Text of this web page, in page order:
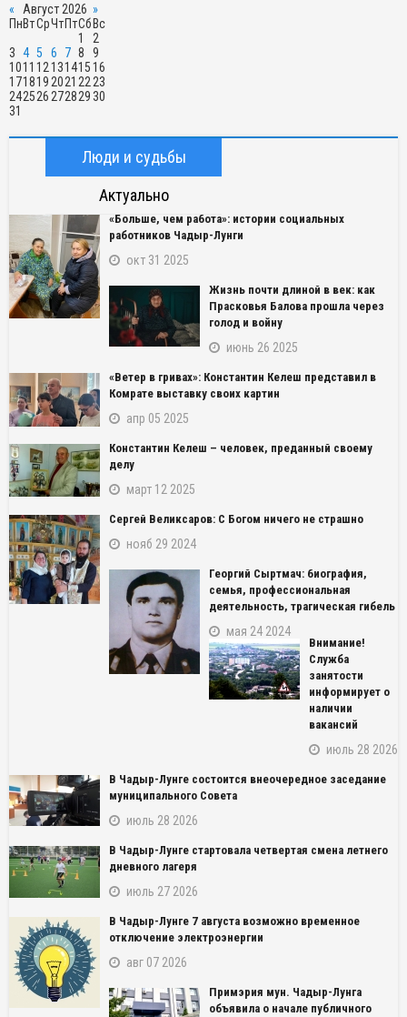
« Август 2026 »
ПнВтСрЧтПтСбВс
1
2
3 4 5 6 7 8
9
1011 1213141516
171819 2021 22 23
242526 27282930
31
Люди и судьбы
Актуально
«Больше, чем работа»: истории социальных
работников Чадыр-Лунги
окт 31 2025
Жизнь почти длиной в век: как
Прасковья Балова прошла через
голод и войну
июнь 26 2025
«Ветер в гривах»: Константин Келеш представил в
Комрате выставку своих картин
апр 05 2025
Константин Келеш – человек, преданный своему
делу
март 12 2025
Сергей Великсаров: С Богом ничего не страшно
нояб 29 2024
Георгий Сыртмач: биография,
семья, профессиональная
деятельность, трагическая гибель
мая 24 2024
Внимание!
Служба
занятости
информирует о
наличии
вакансий
июль 28 2026
В Чадыр-Лунге состоится внеочередное заседание
муниципального Совета
июль 28 2026
В Чадыр-Лунге стартовала четвертая смена летнего
дневного лагеря
июль 27 2026
В Чадыр-Лунге 7 августа возможно временное
отключение электроэнергии
авг 07 2026
Примэрия мун. Чадыр-Лунга
объявила о начале публичного
NAME_SOCIAL_FACEBOOK
NAME_SOCIAL_TWITTER